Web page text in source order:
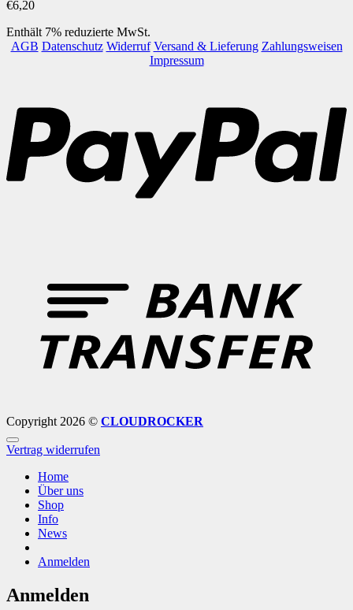
€6,20
Enthält 7% reduzierte MwSt.
AGB Datenschutz Widerruf Versand & Lieferung Zahlungsweisen
Impressum
Copyright 2026 © CLOUDROCKER
Vertrag widerrufen
Home
Über uns
Shop
Info
News
Anmelden
Anmelden